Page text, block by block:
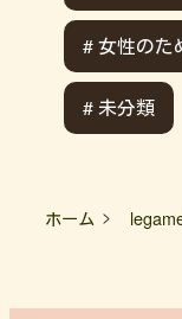
# 女性のた
# 未分類
ホーム